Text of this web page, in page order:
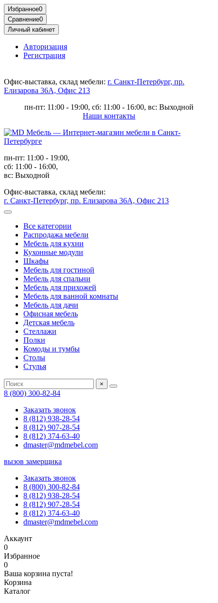
Избранное0
Сравнение0
Личный кабинет
Авторизация
Регистрация
Офис-выставка, склад мебели: г. Санкт-Петербург, пр.
Елизарова 36А, Офис 213
пн-пт: 11:00 - 19:00, сб: 11:00 - 16:00, вс: Выходной
Наши контакты
пн-пт: 11:00 - 19:00,
сб: 11:00 - 16:00,
вс: Выходной
Офис-выставка, склад мебели:
г. Санкт-Петербург, пр. Елизарова 36А, Офис 213
Все категории
Распродажа мебели
Мебель для кухни
Кухонные модули
Шкафы
Мебель для гостиной
Мебель для спальни
Мебель для прихожей
Мебель для ванной комнаты
Мебель для дачи
Офисная мебель
Детская мебель
Стеллажи
Полки
Комоды и тумбы
Столы
Стулья
×
8 (800) 300-82-84
Заказать звонок
8 (812) 938-28-54
8 (812) 907-28-54
8 (812) 374-63-40
dmaster@mdmebel.com
вызов замерщика
Заказать звонок
8 (800) 300-82-84
8 (812) 938-28-54
8 (812) 907-28-54
8 (812) 374-63-40
dmaster@mdmebel.com
Аккаунт
0
Избранное
0
Ваша корзина пуста!
Корзина
Каталог